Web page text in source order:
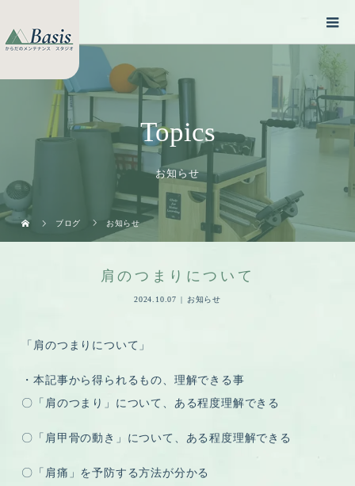
Topics
お知らせ
ブログ お知らせ
肩のつまりについて
2024.10.07 お知らせ
「肩のつまりについて」
・本記事から得られるもの、理解できる事
〇「肩のつまり」について、ある程度理解できる
〇「肩甲骨の動き」について、ある程度理解できる
〇「肩痛」を予防する方法が分かる